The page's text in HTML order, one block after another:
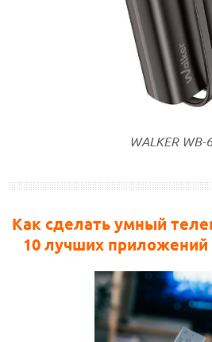
WALKER WB-
Как сделать умный
10 лучших